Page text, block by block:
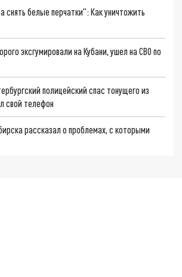
снять белые перчатки": Как уничтожить
эксгумировали на Кубани, ушел на СВО по
полицейский спас тонущего из
свой телефон
рассказал о проблемах, с которыми